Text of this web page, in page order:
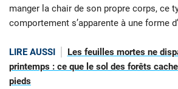
manger la chair de son propre corps, ce
comportement s’apparente à une forme
LIRE AUSSI
Les feuilles mortes ne
printemps : ce que le sol des forêts
pieds